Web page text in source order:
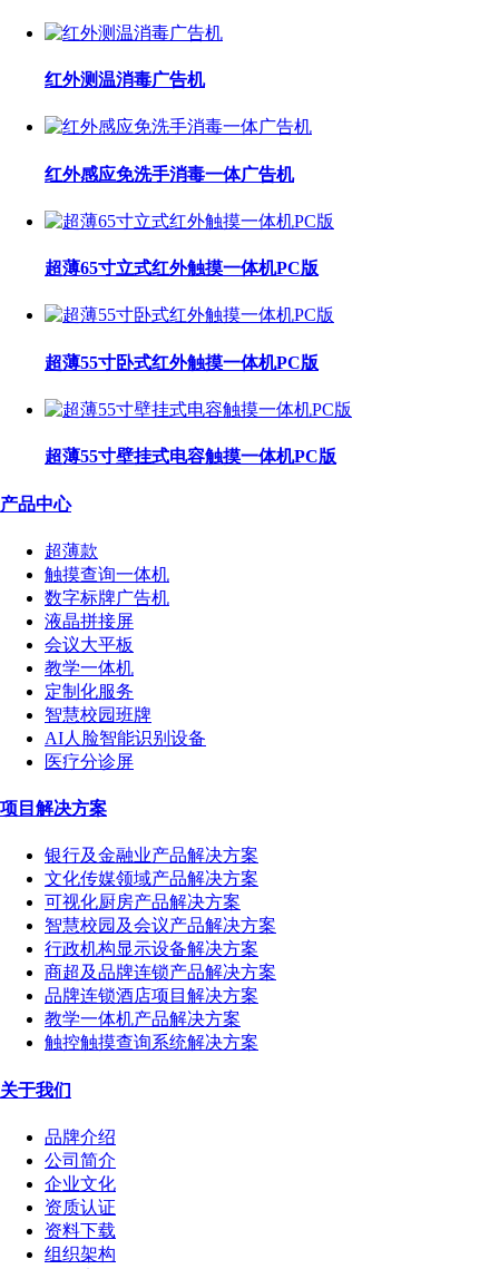
红外测温消毒广告机
红外感应免洗手消毒一体广告机
超薄65寸立式红外触摸一体机PC版
超薄55寸卧式红外触摸一体机PC版
超薄55寸壁挂式电容触摸一体机PC版
产品中心
超薄款
触摸查询一体机
数字标牌广告机
液晶拼接屏
会议大平板
教学一体机
定制化服务
智慧校园班牌
AI人脸智能识别设备
医疗分诊屏
项目解决方案
银行及金融业产品解决方案
文化传媒领域产品解决方案
可视化厨房产品解决方案
智慧校园及会议产品解决方案
行政机构显示设备解决方案
商超及品牌连锁产品解决方案
品牌连锁酒店项目解决方案
教学一体机产品解决方案
触控触摸查询系统解决方案
关于我们
品牌介绍
公司简介
企业文化
资质认证
资料下载
组织架构